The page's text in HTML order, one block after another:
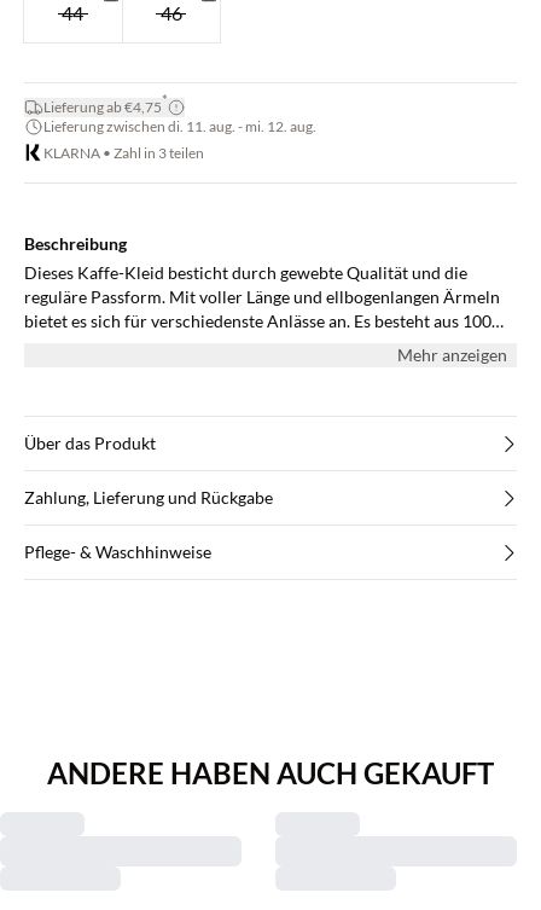
44 46
Lieferung ab €4,75*
Lieferung zwischen di. 11. aug. - mi. 12. aug.
KLARNA • Zahl in 3 teilen
Beschreibung
Dieses Kaffe-Kleid besticht durch gewebte Qualität und die
reguläre Passform. Mit voller Länge und ellbogenlangen Ärmeln
bietet es sich für verschiedenste Anlässe an. Es besteht aus 100%
Polyester und setzt auf ein schlichtes, doch stilvolles Design. Eine
Mehr anzeigen
Über das Produkt
Zahlung, Lieferung und Rückgabe
Pflege- & Waschhinweise
ANDERE HABEN AUCH GEKAUFT